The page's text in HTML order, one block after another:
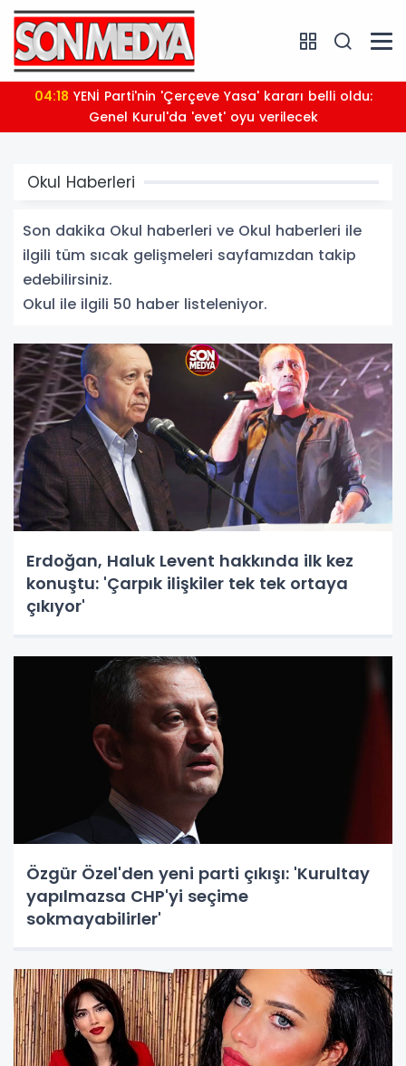
03:56Arabesk müziğin sevilen sesi Cansever hayatını
kaybetti
Okul Haberleri
Son dakika Okul haberleri ve Okul haberleri ile
ilgili tüm sıcak gelişmeleri sayfamızdan takip
edebilirsiniz.
Okul ile ilgili 50 haber listeleniyor.
Erdoğan, Haluk Levent hakkında ilk kez
konuştu: 'Çarpık ilişkiler tek tek ortaya
çıkıyor'
Özgür Özel'den yeni parti çıkışı: 'Kurultay
yapılmazsa CHP'yi seçime
sokmayabilirler'